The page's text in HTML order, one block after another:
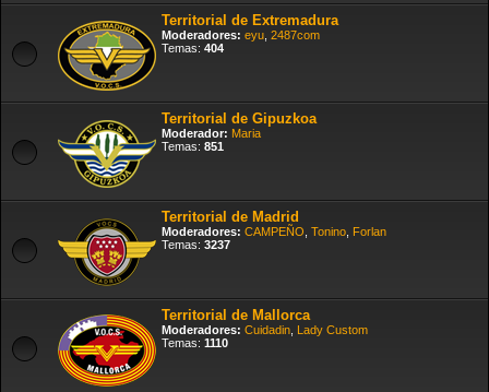
Territorial de Extremadura
Moderadores: eyu 2487com
Temas: 404
Territorial de Gipuzkoa
Moderador: Maria
Temas: 851
Territorial de Madrid
Moderadores: CAMPEÑO Tonino Forlan
Temas: 3237
Territorial de Mallorca
Moderadores: Cuidadin Lady Custom
Temas: 1110